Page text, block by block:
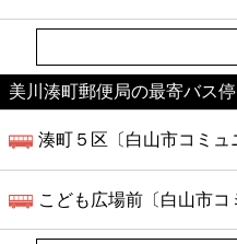
美川湊町郵便局の最寄バス停
湊町５区〔白山市コミュ
こども広場前〔白山市